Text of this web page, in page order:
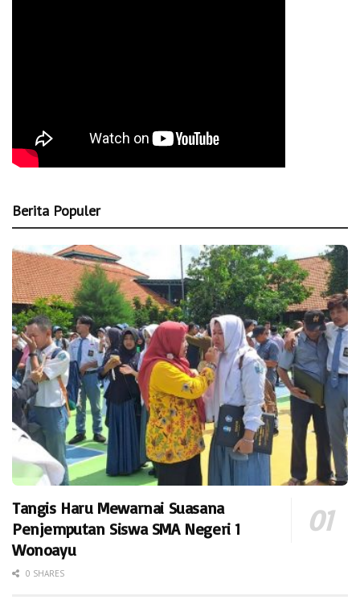
Berita Populer
Tangis Haru Mewarnai Suasana
Penjemputan Siswa SMA Negeri 1
Wonoayu
0 SHARES